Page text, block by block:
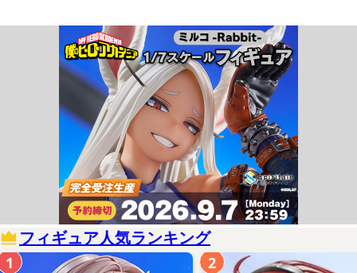
フィギュア人気ランキング
1 2